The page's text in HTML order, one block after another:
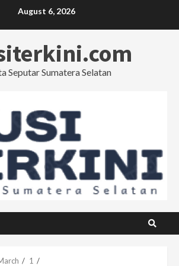
August 6, 2026
Seputar Sumatera Selatan
1